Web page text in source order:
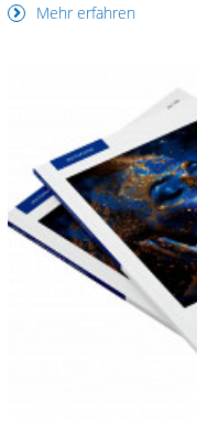
Mehr erfahren